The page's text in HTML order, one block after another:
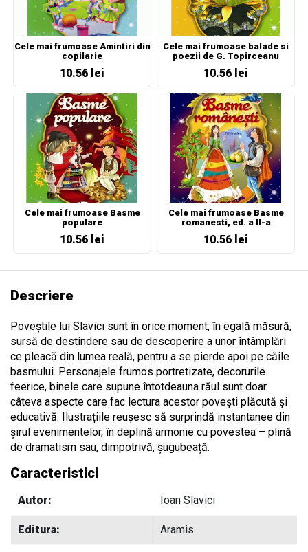
Cele mai frumoase Amintiri din
copilarie
10.56 lei
Cele mai frumoase balade si
poezii de G. Topirceanu
10.56 lei
Cele mai frumoase Basme
populare
10.56 lei
Cele mai frumoase Basme
romanesti, ed. a II-a
10.56 lei
Descriere
Poveștile lui Slavici sunt în orice moment, în egală măsură,
sursă de destindere sau de descoperire a unor întâmplări
ce pleacă din lumea reală, pentru a se pierde apoi pe căile
basmului. Personajele frumos portretizate, decorurile
feerice, binele care supune întotdeauna răul sunt doar
câteva aspecte care fac lectura acestor povești plăcută și
educativă. Ilustrațiile reușesc să surprindă instantanee din
șirul evenimentelor, în deplină armonie cu povestea – plină
de dramatism sau, dimpotrivă, șugubeață.
Caracteristici
Autor: Ioan Slavici
Editura: Aramis